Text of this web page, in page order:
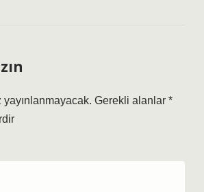
Gerekli alanlar *